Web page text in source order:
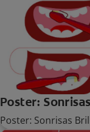
Poster:
Poster: Sonrisas